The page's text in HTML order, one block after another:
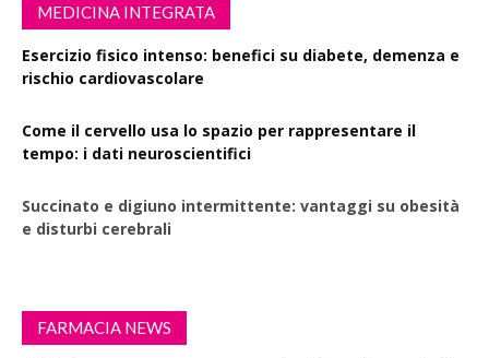
MEDICINA INTEGRATA
Esercizio fisico intenso: benefici su diabete, demenza e
rischio cardiovascolare
Come il cervello usa lo spazio per rappresentare il
tempo: i dati neuroscientifici
Succinato e digiuno intermittente: vantaggi su obesità
e disturbi cerebrali
FARMACIA NEWS